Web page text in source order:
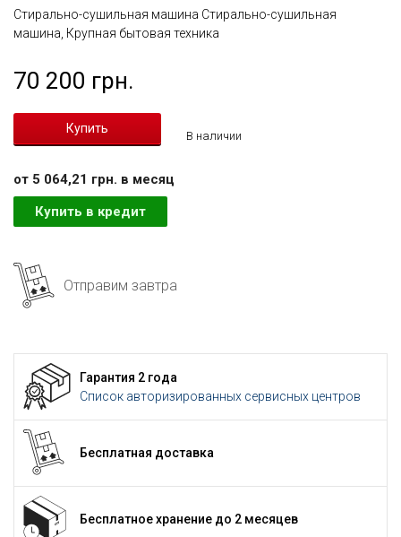
Стирально-сушильная машина Стирально-сушильная
машина, Крупная бытовая техника
70 200 грн.
В наличии
от 5 064,21 грн. в месяц
Купить в кредит
Отправим завтра
Гарантия 2 года
Список авторизированных сервисных центров
Бесплатная доставка
Бесплатное хранение до 2 месяцев